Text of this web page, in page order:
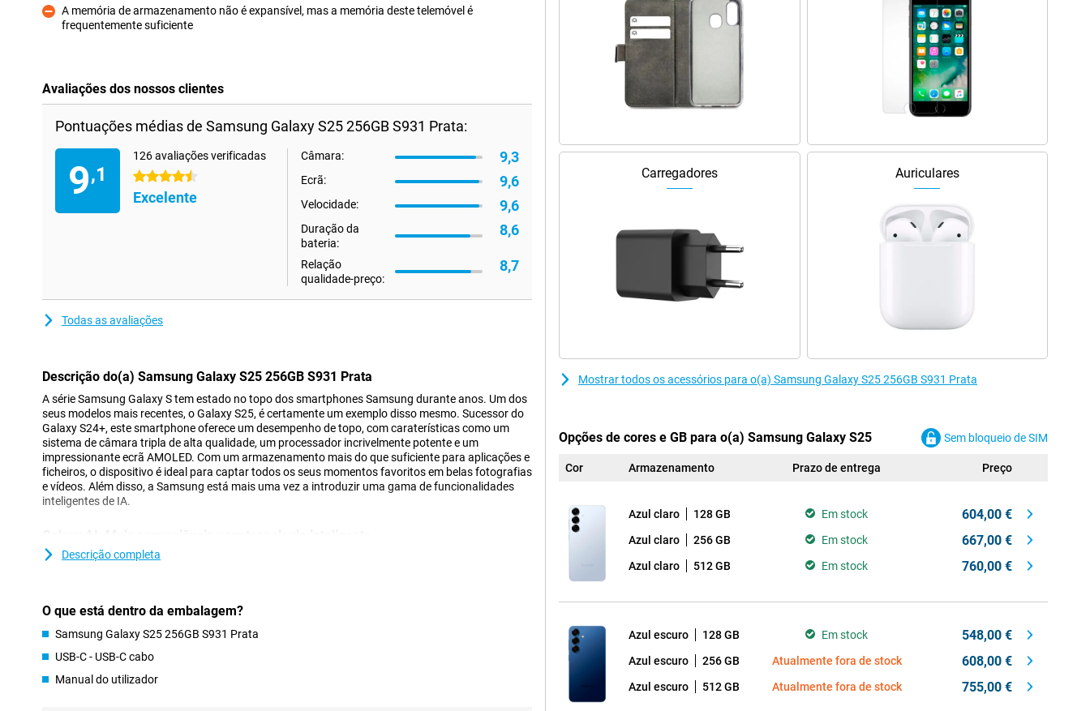
Contras
A memória de armazenamento não é expansível, mas a memória deste telemóvel é
frequentemente suficiente
Avaliações dos nossos clientes
Pontuações médias de Samsung Galaxy S25 256GB S931 Prata:
9,1
126 avaliações verificadas
4.5 estrelas
Excelente
Câmara: 9,3
Ecrã: 9,6
Velocidade: 9,6
Duração da
bateria:
8,6
Relação
qualidade-preço:
8,7
Todas as avaliações
Descrição do(a) Samsung Galaxy S25 256GB S931 Prata
A série Samsung Galaxy S tem estado no topo dos smartphones Samsung durante anos. Um dos
seus modelos mais recentes, o Galaxy S25, é certamente um exemplo disso mesmo. Sucessor do
Galaxy S24+, este smartphone oferece um desempenho de topo, com caraterísticas como um
sistema de câmara tripla de alta qualidade, um processador incrivelmente potente e um
impressionante ecrã AMOLED. Com um armazenamento mais do que suficiente para aplicações e
ficheiros, o dispositivo é ideal para captar todos os seus momentos favoritos em belas fotografias
e vídeos. Além disso, a Samsung está mais uma vez a introduzir uma gama de funcionalidades
inteligentes de IA.
O Samsung Galaxy S25 256GB S936 Silver vem com várias novas e inovadoras funcionalidades
ação, em vez de realizar todas estas acções separadamente. Esta funcionalidade também
funciona através de comando de voz. Outra excelente funcionalidade é o Now Brief, que lhe
fornece informações relevantes na altura certa do dia. Por exemplo, dá-lhe a sua pontuação de
sono depois de acordar ou notifica-o sobre um novo episódio dos seus podcasts favoritos.
Para além das inovações, as funcionalidades populares continuam disponíveis, como é óbvio.
Descrição completa
O que está dentro da embalagem?
Samsung Galaxy S25 256GB S931 Prata
USB-C - USB-C cabo
Manual do utilizador
Carregadores Auriculares
Mostrar todos os acessórios para o(a) Samsung Galaxy S25 256GB S931 Prata
Opções de cores e GB para o(a) Samsung Galaxy S25 Sem bloqueio de SIM
Cor Armazenamento Prazo de entrega Preço
Azul claro 128 GB Em stock 604,00 €
Azul claro 256 GB Em stock 667,00 €
Azul claro 512 GB Em stock 760,00 €
Azul escuro 128 GB Em stock 548,00 €
Azul escuro 256 GB Atualmente fora de stock 608,00 €
Azul escuro 512 GB Atualmente fora de stock 755,00 €